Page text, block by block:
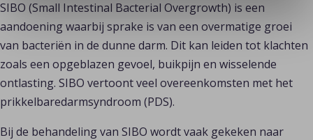
SIBO (Small Intestinal Bacterial Overgrowth) is een
aandoening waarbij sprake is van een overmatige groei
van bacteriën in de dunne darm. Dit kan leiden tot klachten
zoals een opgeblazen gevoel, buikpijn en wisselende
ontlasting. SIBO vertoont veel overeenkomsten met het
prikkelbaredarmsyndroom (PDS).
Bij de behandeling van SIBO wordt vaak gekeken naar